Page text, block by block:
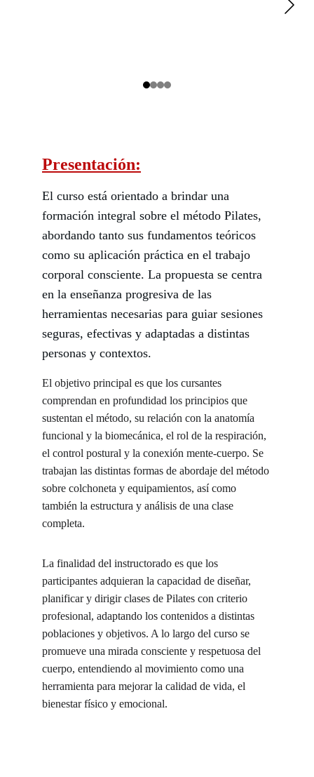
Presentación:
El curso está orientado a brindar una
formación integral sobre el método Pilates,
abordando tanto sus fundamentos teóricos
como su aplicación práctica en el trabajo
corporal consciente. La propuesta se centra
en la enseñanza progresiva de las
herramientas necesarias para guiar sesiones
seguras, efectivas y adaptadas a distintas
personas y contextos.
El objetivo principal es que los cursantes
comprendan en profundidad los principios que
sustentan el método, su relación con la anatomía
funcional y la biomecánica, el rol de la respiración,
el control postural y la conexión mente-cuerpo. Se
trabajan las distintas formas de abordaje del método
sobre colchoneta y equipamientos, así como
también la estructura y análisis de una clase
completa.
La finalidad del instructorado es que los
participantes adquieran la capacidad de diseñar,
planificar y dirigir clases de Pilates con criterio
profesional, adaptando los contenidos a distintas
poblaciones y objetivos. A lo largo del curso se
promueve una mirada consciente y respetuosa del
cuerpo, entendiendo al movimiento como una
herramienta para mejorar la calidad de vida, el
bienestar físico y emocional.